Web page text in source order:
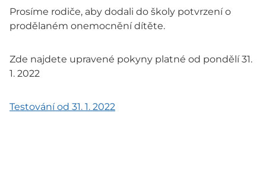
Prosíme rodiče, aby dodali do školy potvrzení o
prodělaném onemocnění dítěte.
Zde najdete upravené pokyny platné od pondělí 31.
1. 2022
Testování od 31. 1. 2022